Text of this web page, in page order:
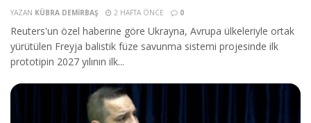
YAZAN KÜBRA DEMIRBAŞ 2 HAFTA ÖNCE 0
Reuters'un özel haberine göre Ukrayna, Avrupa ülkeleriyle ortak
yürütülen Freyja balistik füze savunma sistemi projesinde ilk
prototipin 2027 yılının ilk...